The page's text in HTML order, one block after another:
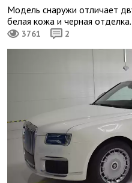
Модель снаружи отличает
белая кожа и черная отделка.
3761 2